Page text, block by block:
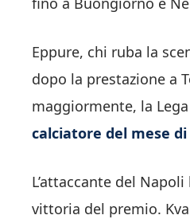
Eppure, chi ruba la
dopo la prestazione a
maggiormente, la
calciatore del mese
L’attaccante del
vittoria del premio.